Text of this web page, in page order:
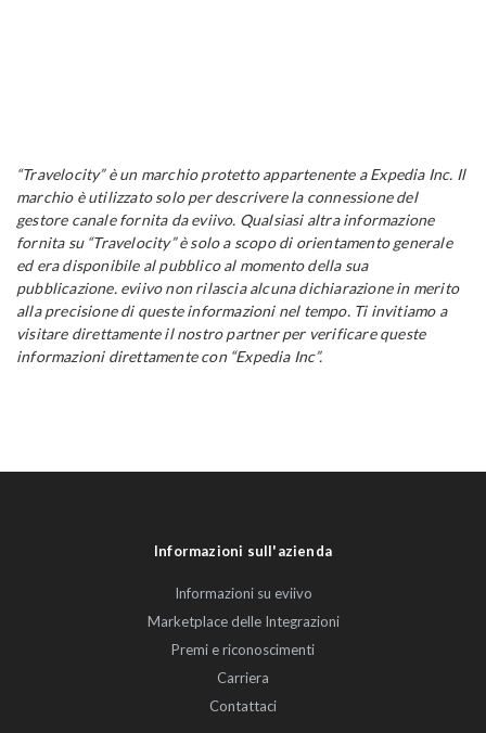
“Travelocity” è un marchio protetto appartenente a Expedia Inc. Il
marchio è utilizzato solo per descrivere la connessione del
gestore canale fornita da eviivo. Qualsiasi altra informazione
fornita su “Travelocity” è solo a scopo di orientamento generale
ed era disponibile al pubblico al momento della sua
pubblicazione. eviivo non rilascia alcuna dichiarazione in merito
alla precisione di queste informazioni nel tempo. Ti invitiamo a
visitare direttamente il nostro partner per verificare queste
informazioni direttamente con “Expedia Inc”.
Informazioni sull'azienda
Informazioni su eviivo
Marketplace delle Integrazioni
Premi e riconoscimenti
Carriera
Contattaci